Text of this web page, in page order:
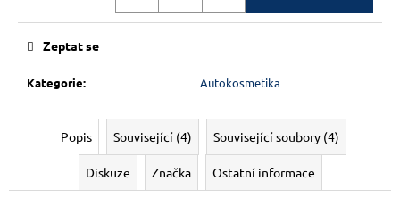
Kategorie: Autokosmetika
Zeptat se
Popis Související (4) Související soubory (4)
Diskuze Značka Ostatní informace